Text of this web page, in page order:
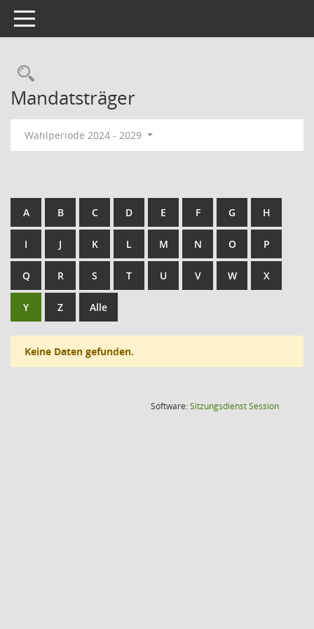
Toggle navigation
Mandatsträger
Wahlperiode 2024 - 2029
A B C D E F G H
I J K L M N O P
Q R S T U V W X
Y Z Alle
Keine Daten gefunden.
Software:SitzungsdienstSession(Wird in